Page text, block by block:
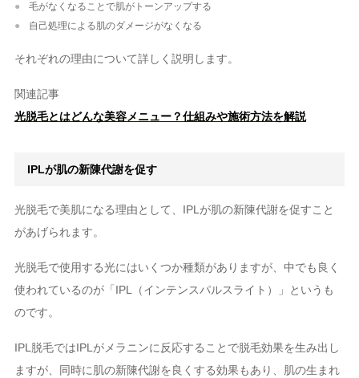
毛がなくなることで肌がトーンアップする
自己処理による肌のダメージがなくなる
それぞれの理由について詳しく説明します。
関連記事
光脱毛とはどんな美容メニュー？仕組みや施術方法を解説
IPLが肌の新陳代謝を促す
光脱毛で美肌になる理由として、IPLが肌の新陳代謝を促すこと
があげられます。
光脱毛で使用する光にはいくつか種類がありますが、中でも良く
使われているのが「IPL（インテンスパルスライト）」というも
のです。
IPL脱毛ではIPLがメラニンに反応することで脱毛効果を生み出し
ますが、同時に肌の新陳代謝を良くする効果もあり、肌の生まれ